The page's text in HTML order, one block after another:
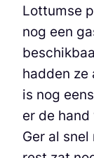
Lottumse
nog een
hadden ze
is nog
er de
Ger al